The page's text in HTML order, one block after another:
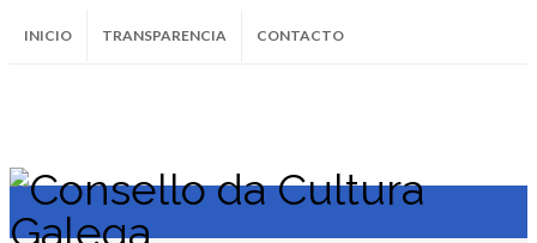
INICIO TRANSPARENCIA CONTACTO
InstagramFacebookTwitter Soundcloud
Youtube